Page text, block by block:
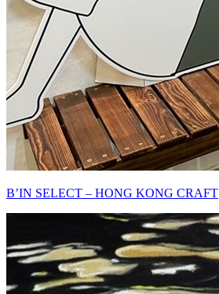
B’IN SELECT – HONG KONG CRAFT